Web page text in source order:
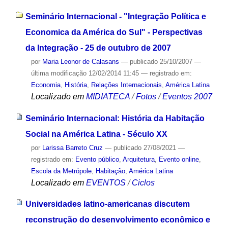
Seminário Internacional - "Integração Política e
Economica da América do Sul" - Perspectivas
da Integração - 25 de outubro de 2007
por Maria Leonor de Calasans — publicado25/10/2007 —
última modificação12/02/2014 11:45 — registrado em:
Economia, História, Relações Internacionais América Latina
Localizado em MIDIATECA /Fotos /Eventos 2007
Seminário Internacional: História da Habitação
Social na América Latina - Século XX
por Larissa Barreto Cruz — publicado27/08/2021 —
registrado em: Evento público, Arquitetura, Evento online,
Escola da Metrópole, Habitação, América Latina
Localizado em EVENTOS /Ciclos
Universidades latino-americanas discutem
reconstrução do desenvolvimento econômico e